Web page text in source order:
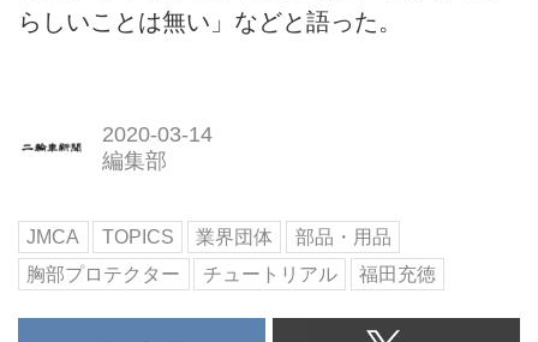
らしいことは無い」などと語った。
2020-03-14
編集部
JMCA TOPICS 業界団体
部品・用品
胸部プロテクター
チュートリアル 福田充徳